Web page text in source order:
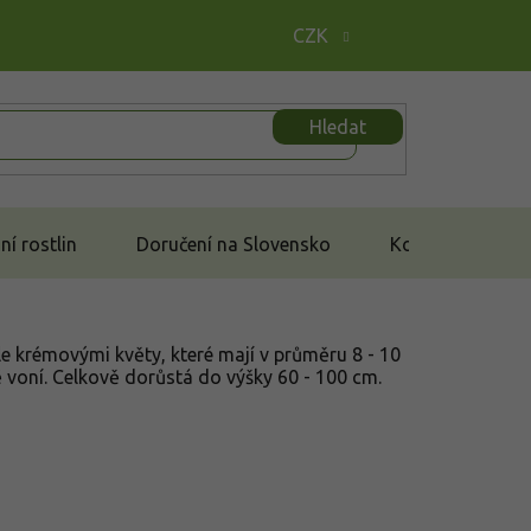
CZK
Hledat
rostlin Doručení na Slovensko Kontakt
krémovými květy, které mají v průměru 8 - 10
Celkově dorůstá do výšky 60 - 100 cm.